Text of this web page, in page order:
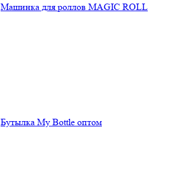
Машинка для роллов MAGIC ROLL
Бутылка My Bottle оптом